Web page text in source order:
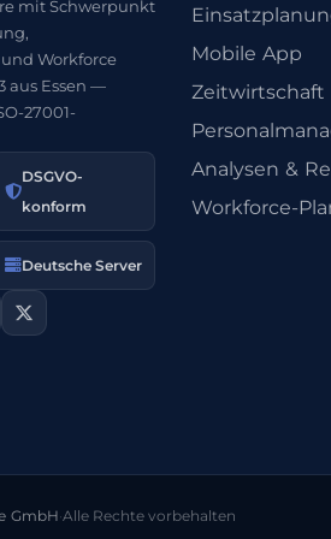
mit Schwerpunkt
Workforce
aus Essen —
27001-
DSGVO-
konform
Deutsche Server
Mobile App
Zeitwirtschaft
Analysen &
Workforce-
GmbH·Alle Rechte vorbehalten